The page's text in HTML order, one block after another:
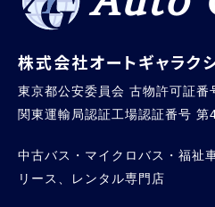
株式会社オートギャラク
東京都公安委員会 古物許可証
関東運輸局認証工場認証番号
中古バス・マイクロバス・福祉
リース、レンタル専門店